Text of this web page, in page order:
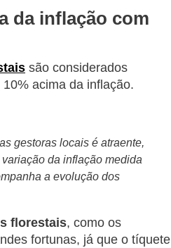
da inflação com
são considerados
acima da inflação.
gestoras locais é atraente,
da inflação medida
a evolução dos
florestais, como os
fortunas, já que o tíquete